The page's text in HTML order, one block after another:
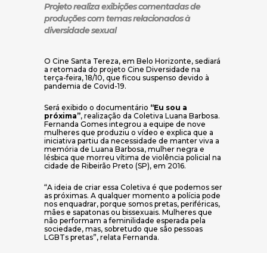
Projeto realiza exibições comentadas de
produções com temas relacionados à
diversidade sexual
O Cine Santa Tereza, em Belo Horizonte, sediará
a retomada do projeto Cine Diversidade na
terça-feira, 18/10, que ficou suspenso devido à
pandemia de Covid-19.
Será exibido o documentário “Eu sou a
próxima”, realização da Coletiva Luana Barbosa.
Fernanda Gomes integrou a equipe de nove
mulheres que produziu o vídeo e explica que a
iniciativa partiu da necessidade de manter viva a
memória de Luana Barbosa, mulher negra e
lésbica que morreu vítima de violência policial na
cidade de Ribeirão Preto (SP), em 2016.
“A ideia de criar essa Coletiva é que podemos ser
as próximas. A qualquer momento a polícia pode
nos enquadrar, porque somos pretas, periféricas,
mães e sapatonas ou bissexuais. Mulheres que
não performam a feminilidade esperada pela
sociedade, mas, sobretudo que são pessoas
LGBTs pretas”, relata Fernanda.